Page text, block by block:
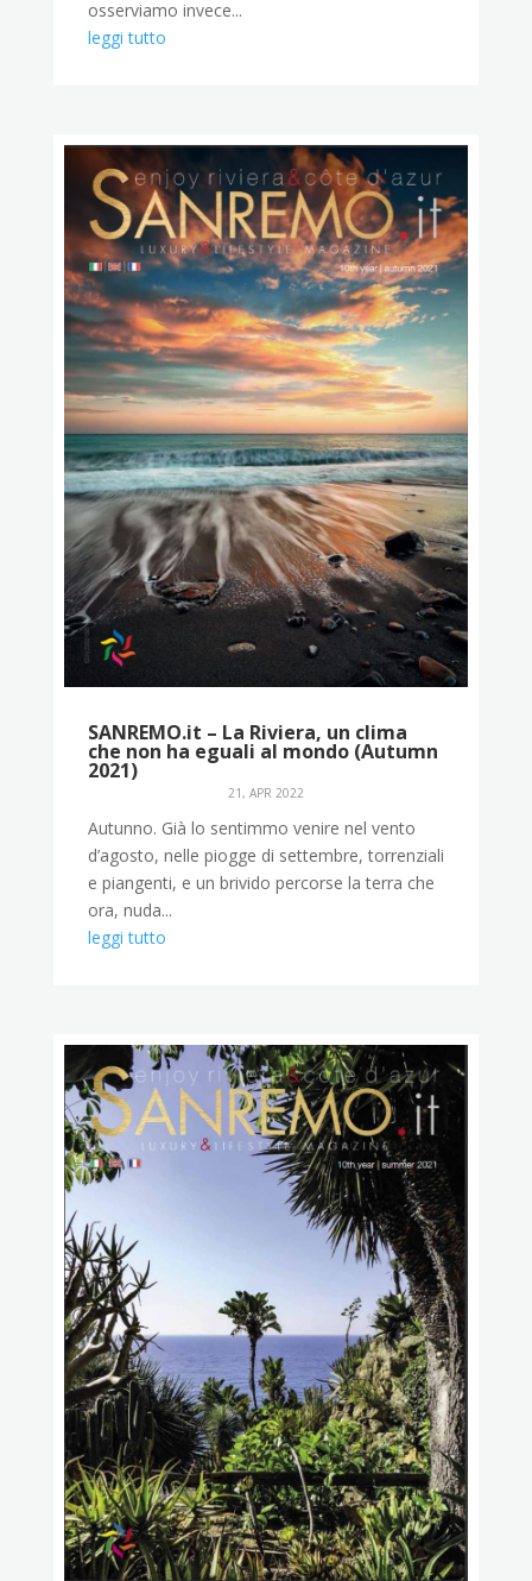
osserviamo invece...
leggi tutto
SANREMO.it – La Riviera, un clima
che non ha eguali al mondo (Autumn
2021)
21, APR 2022
Autunno. Già lo sentimmo venire nel vento
d’agosto, nelle piogge di settembre, torrenziali
e piangenti, e un brivido percorse la terra che
ora, nuda...
leggi tutto